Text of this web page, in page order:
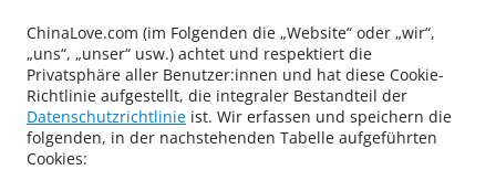
ChinaLove.com (im Folgenden die „Website“ oder „wir“,
„uns“, „unser“ usw.) achtet und respektiert die
Privatsphäre aller Benutzer:innen und hat diese Cookie-
Richtlinie aufgestellt, die integraler Bestandteil der
Datenschutzrichtlinie ist. Wir erfassen und speichern die
folgenden, in der nachstehenden Tabelle aufgeführten
Cookies: